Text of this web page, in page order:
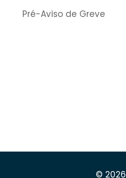
Pré-Aviso de Greve
© 2026